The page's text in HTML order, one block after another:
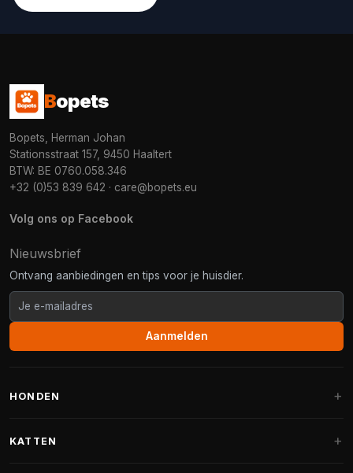
Bopets
Bopets, Herman Johan
Stationsstraat 157, 9450 Haaltert
BTW: BE 0760.058.346
+32 (0)53 839 642 · care@bopets.eu
Volg ons op Facebook
Nieuwsbrief
Ontvang aanbiedingen en tips voor je huisdier.
Aanmelden
HONDEN
KATTEN